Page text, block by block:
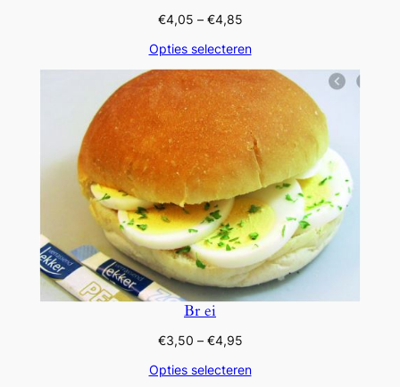
€4,05 – €4,85Prijsklasse:
tot
€4,85
Opties selecteren
Br ei
€3,50 – €4,95Prijsklasse:
tot
Opties selecteren